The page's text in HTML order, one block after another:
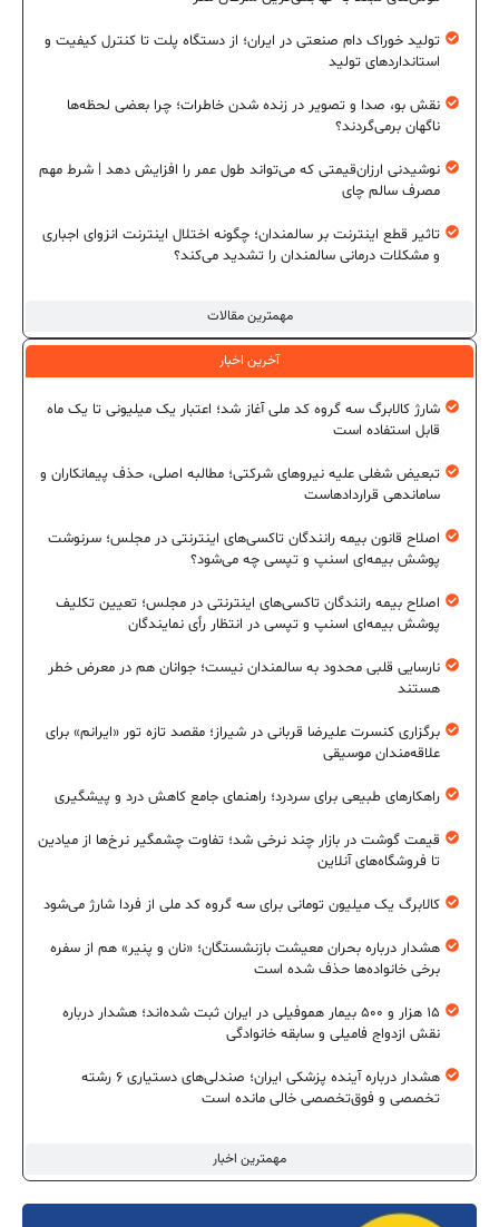
مهمترین مقالات
تولید خوراک دام صنعتی در ایران؛ از دستگاه پلت تا کنترل کیفیت و
استانداردهای تولید
نقش بو، صدا و تصویر در زنده شدن خاطرات؛ چرا بعضی لحظه‌ها
ناگهان برمی‌گردند؟
نوشیدنی ارزان‌قیمتی که می‌تواند طول عمر را افزایش دهد | شرط مهم
مصرف سالم چای
تاثیر قطع اینترنت بر سالمندان؛ چگونه اختلال اینترنت انزوای اجباری
و مشکلات درمانی سالمندان را تشدید می‌کند؟
آخرین اخبار
مهمترین اخبار
شارژ کالابرگ سه گروه کد ملی آغاز شد؛ اعتبار یک میلیونی تا یک ماه
قابل استفاده است
تبعیض شغلی علیه نیروهای شرکتی؛ مطالبه اصلی، حذف پیمانکاران و
ساماندهی قراردادهاست
اصلاح قانون بیمه رانندگان تاکسی‌های اینترنتی در مجلس؛ سرنوشت
پوشش بیمه‌ای اسنپ و تپسی چه می‌شود؟
اصلاح بیمه رانندگان تاکسی‌های اینترنتی در مجلس؛ تعیین تکلیف
پوشش بیمه‌ای اسنپ و تپسی در انتظار رأی نمایندگان
نارسایی قلبی محدود به سالمندان نیست؛ جوانان هم در معرض خطر
هستند
برگزاری کنسرت علیرضا قربانی در شیراز؛ مقصد تازه تور «ایرانم» برای
علاقه‌مندان موسیقی
راهکارهای طبیعی برای سردرد؛ راهنمای جامع کاهش درد و پیشگیری
قیمت گوشت در بازار چند نرخی شد؛ تفاوت چشمگیر نرخ‌ها از میادین
تا فروشگاه‌های آنلاین
کالابرگ یک میلیون تومانی برای سه گروه کد ملی از فردا شارژ می‌شود
هشدار درباره بحران معیشت بازنشستگان؛ «نان و پنیر» هم از سفره
برخی خانواده‌ها حذف شده است
۱۵ هزار و ۵۰۰ بیمار هموفیلی در ایران ثبت شده‌اند؛ هشدار درباره
نقش ازدواج فامیلی و سابقه خانوادگی
هشدار درباره آینده پزشکی ایران؛ صندلی‌های دستیاری ۶ رشته
تخصصی و فوق‌تخصصی خالی مانده است